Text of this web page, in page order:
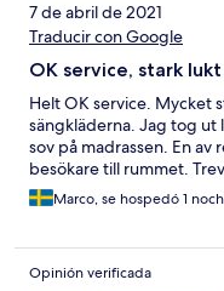
7 de abril de 2021
Traducir con Google
OK service, stark
Helt OK service. Mycket
sängkläderna. Jag tog ut
sov på madrassen. En
besökare till rummet.
Marco, se hospedó 1
Opinión verificada